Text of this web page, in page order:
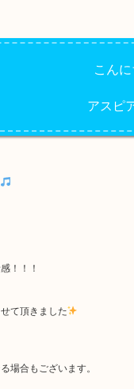
こん
アスピ
！！！
て頂きました
場合もございます。